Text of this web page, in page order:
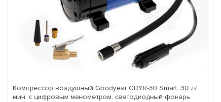
Компрессор воздушный Goodyear GDYR-30 Smart, 30 л/
мин, с цифровым манометром, светодиодный фонарь